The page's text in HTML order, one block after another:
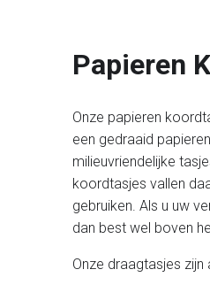
Papieren
Onze papieren
een gedraaid
milieuvriendelijke
koordtasjes vallen
gebruiken. Als u uw
dan best wel boven
Onze draagtasjes